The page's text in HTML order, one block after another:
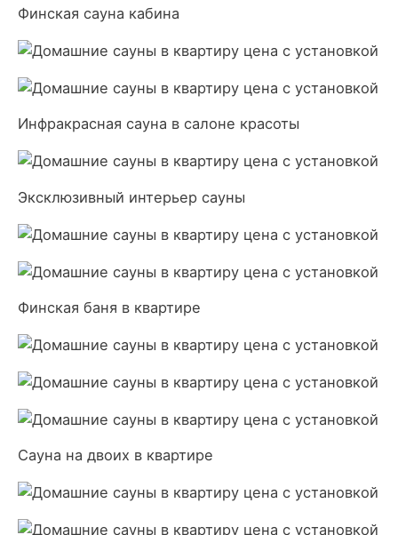
Финская сауна кабина
Инфракрасная сауна в салоне красоты
Эксклюзивный интерьер сауны
Финская баня в квартире
Сауна на двоих в квартире